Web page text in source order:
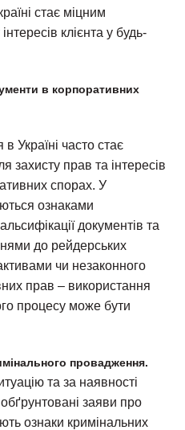
стає міцним
клієнта у будь-
в корпоративних
Україні часто стає
захисту прав та інтересів
спорах. У
ознаками
документів та
до рейдерських
чи незаконного
прав – використання
процесу може бути
провадження.
та за наявності
заяви про
ознаки кримінальних